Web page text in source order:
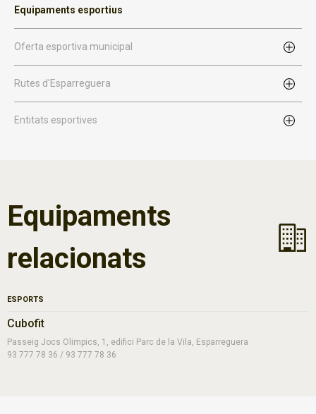
Equipaments esportius
Oferta esportiva municipal
Rutes d'Esparreguera
Entitats esportives
Equipaments
relacionats
ESPORTS
Cubofit
Passeig Jocs Olimpics, 1, edifici Parc de la Vila, Esparreguera
93 777 78 36 / 93 777 78 36